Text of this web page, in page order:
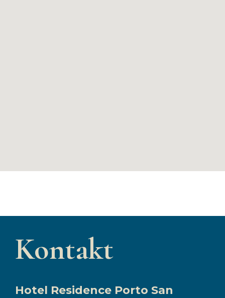
Kontakt
Hotel Residence Porto San